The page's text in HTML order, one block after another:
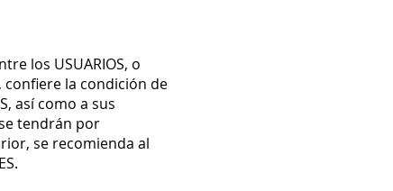
los USUARIOS, o
confiere la condición de
así como a sus
tendrán por
se recomienda al